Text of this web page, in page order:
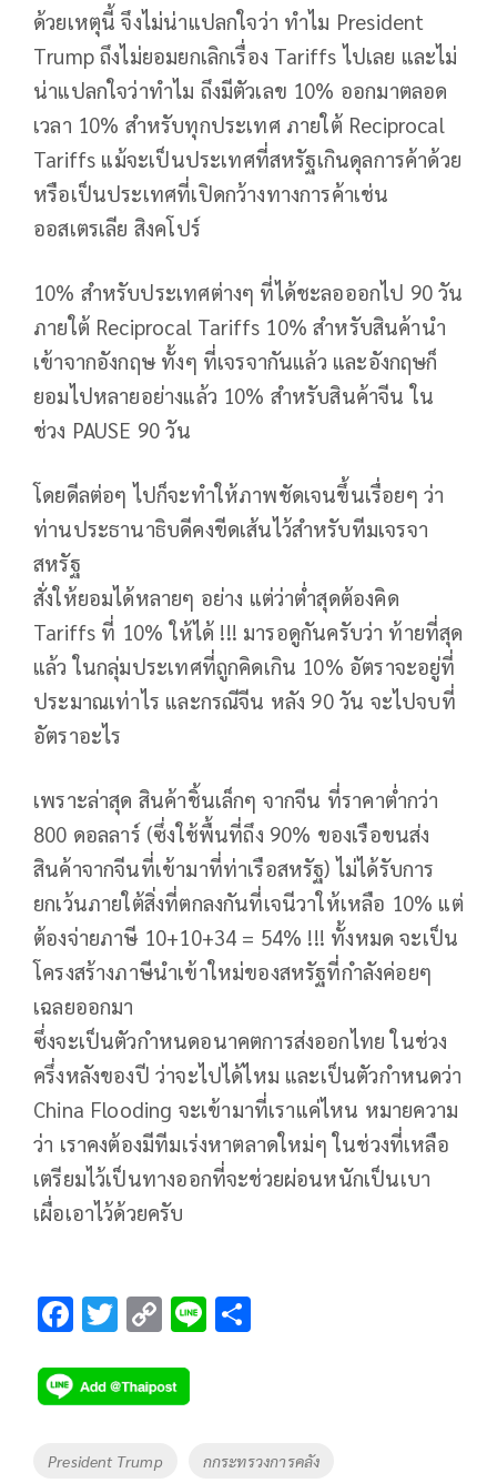
ด้วยเหตุนี้ จึงไม่น่าแปลกใจว่า ทำไม President
Trump ถึงไม่ยอมยกเลิกเรื่อง Tariffs ไปเลย และไม่
น่าแปลกใจว่าทำไม ถึงมีตัวเลข 10% ออกมาตลอด
เวลา 10% สำหรับทุกประเทศ ภายใต้ Reciprocal
Tariffs แม้จะเป็นประเทศที่สหรัฐเกินดุลการค้าด้วย
หรือเป็นประเทศที่เปิดกว้างทางการค้าเช่น
ออสเตรเลีย สิงคโปร์
10% สำหรับประเทศต่างๆ ที่ได้ชะลอออกไป 90 วัน
ภายใต้ Reciprocal Tariffs 10% สำหรับสินค้านำ
เข้าจากอังกฤษ ทั้งๆ ที่เจรจากันแล้ว และอังกฤษก็
ยอมไปหลายอย่างแล้ว 10% สำหรับสินค้าจีน ใน
ช่วง PAUSE 90 วัน
โดยดีลต่อๆ ไปก็จะทำให้ภาพชัดเจนขึ้นเรื่อยๆ ว่า
ท่านประธานาธิบดีคงขีดเส้นไว้สำหรับทีมเจรจา
สหรัฐ
สั่งให้ยอมได้หลายๆ อย่าง แต่ว่าต่ำสุดต้องคิด
Tariffs ที่ 10% ให้ได้ !!! มารอดูกันครับว่า ท้ายที่สุด
แล้ว ในกลุ่มประเทศที่ถูกคิดเกิน 10% อัตราจะอยู่ที่
ประมาณเท่าไร และกรณีจีน หลัง 90 วัน จะไปจบที่
อัตราอะไร
เพราะล่าสุด สินค้าชิ้นเล็กๆ จากจีน ที่ราคาต่ำกว่า
800 ดอลลาร์ (ซึ่งใช้พื้นที่ถึง 90% ของเรือขนส่ง
สินค้าจากจีนที่เข้ามาที่ท่าเรือสหรัฐ) ไม่ได้รับการ
ยกเว้นภายใต้สิ่งที่ตกลงกันที่เจนีวาให้เหลือ 10% แต่
ต้องจ่ายภาษี 10+10+34 = 54% !!! ทั้งหมด จะเป็น
โครงสร้างภาษีนำเข้าใหม่ของสหรัฐที่กำลังค่อยๆ
เฉลยออกมา
ซึ่งจะเป็นตัวกำหนดอนาคตการส่งออกไทย ในช่วง
ครึ่งหลังของปี ว่าจะไปได้ไหม และเป็นตัวกำหนดว่า
China Flooding จะเข้ามาที่เราแค่ไหน หมายความ
ว่า เราคงต้องมีทีมเร่งหาตลาดใหม่ๆ ในช่วงที่เหลือ
เตรียมไว้เป็นทางออกที่จะช่วยผ่อนหนักเป็นเบา
เผื่อเอาไว้ด้วยครับ
F
e
b
o
T
tt
er
C
p
y
Li
Li
Tags
President Trump กกระทรวงการคลัง